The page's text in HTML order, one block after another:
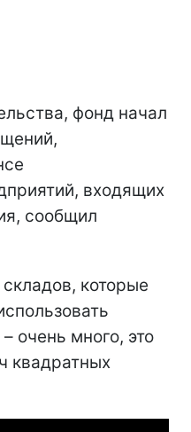
фонд начал
входящих
сообщил
которые
очень много, это
квадратных